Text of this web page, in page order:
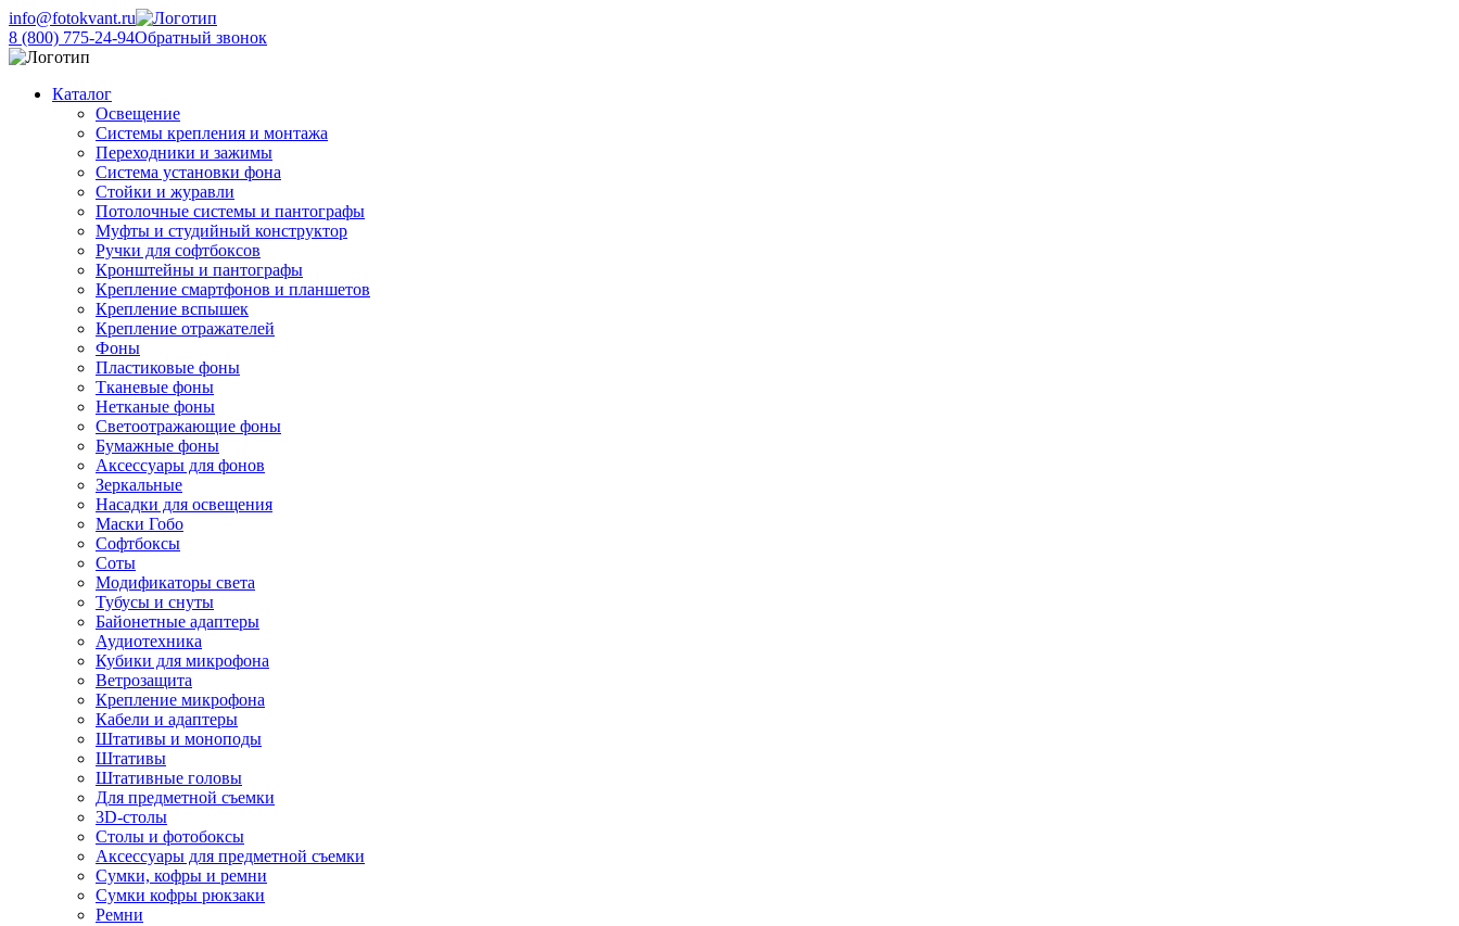
info@fotokvant.ru
8 (800) 775-24-94Обратный звонок
Каталог
Освещение
Системы крепления и монтажа
Переходники и зажимы
Система установки фона
Стойки и журавли
Потолочные системы и пантографы
Муфты и студийный конструктор
Ручки для софтбоксов
Кронштейны и пантографы
Крепление смартфонов и планшетов
Крепление вспышек
Крепление отражателей
Фоны
Пластиковые фоны
Тканевые фоны
Нетканые фоны
Светоотражающие фоны
Бумажные фоны
Аксессуары для фонов
Зеркальные
Насадки для освещения
Маски Гобо
Софтбоксы
Соты
Модификаторы света
Тубусы и снуты
Байонетные адаптеры
Аудиотехника
Кубики для микрофона
Ветрозащита
Крепление микрофона
Кабели и адаптеры
Штативы и моноподы
Штативы
Штативные головы
Для предметной съемки
3D-столы
Столы и фотобоксы
Аксессуары для предметной съемки
Сумки, кофры и ремни
Сумки кофры рюкзаки
Ремни